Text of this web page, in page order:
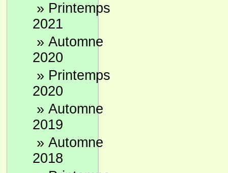
» Printemps
2021
» Automne
2020
» Printemps
2020
» Automne
2019
» Automne
2018